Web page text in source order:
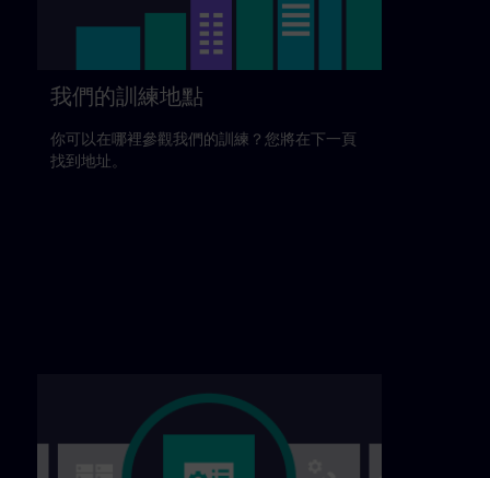
我們的訓練地點
你可以在哪裡參觀我們的訓練？您將在下一頁
找到地址。